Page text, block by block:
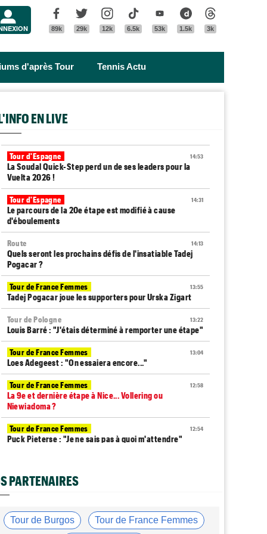
Facebook
89k
Twitter
29k
Instagram
12k
Tik Tok
6.5k
Youtube
53k
Dailymotion
1.5k 3k
d'après Tour Tennis Actu
EN LIVE
14:53
Tour d'Espagne
La Soudal Quick-Step perd un de ses leaders pour la
Vuelta 2026 !
14:31
Tour d'Espagne
Le parcours de la 20e étape est modifié à cause
d'éboulements
14:13
Route
Quels seront les prochains défis de l'insatiable Tadej
Pogacar ?
13:55
Tour de France Femmes
Tadej Pogacar joue les supporters pour Urska Zigart
13:22
Tour de Pologne
Louis Barré : "J'étais déterminé à remporter une étape"
13:04
Tour de France Femmes
Loes Adegeest : "On essaiera encore..."
12:58
Tour de France Femmes
La 9e et dernière étape à Nice... Vollering ou
Niewiadoma ?
12:54
Tour de France Femmes
Puck Pieterse : "Je ne sais pas à quoi m'attendre"
Tour de France Femmes
11:59
Tour d'Espagne
PARTENAIRES
Tour de Burgos Tour de France Femmes